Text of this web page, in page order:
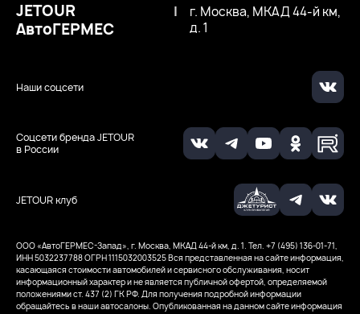
JETOUR клуб
Соцсети бренда JETOUR
в России
Наши соцсети
JETOUR
АвтоГЕРМЕС
|
г. Москва, МКАД 44-й км,
д. 1
ООО ‭«АвтоГЕРМЕС-Запад», г. Москва, МКАД 44-й км, д. 1. Тел. +7 (495) 136-01-71,
ИНН 5032237788ОГРН 1115032003525Вся представленная на сайте информация,
касающаяся стоимости автомобилей и сервисного обслуживания, носит
информационный характер и не является публичной офертой, определяемой
положениями ст. 437 (2) ГК РФ. Для получения подробной информации
обращайтесь в наши автосалоны. Опубликованная на данном сайте информация